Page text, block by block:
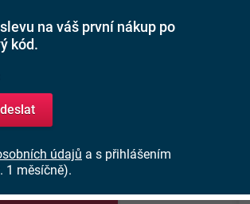
277 Kč
> 5 ks
na vestavnou
myčku VEGA ZM
713x596:
Materiál: DTD ...
na váš první nákup po
kód.
údajů a s přihlášením
1 měsíčně).